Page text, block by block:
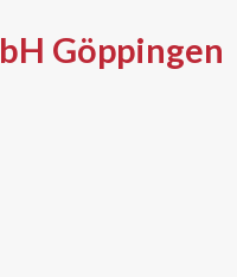
Göppingen